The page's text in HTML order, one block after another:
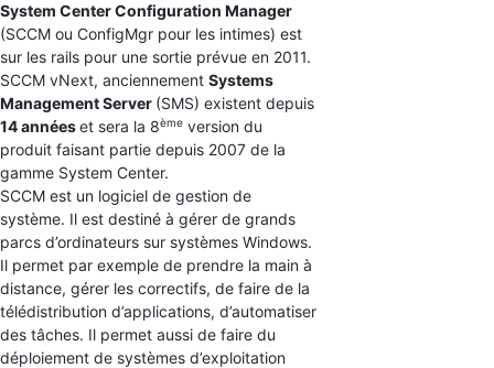
System Center Configuration Manager
(SCCM ou ConfigMgr pour les intimes) est
sur les rails pour une sortie prévue en 2011.
SCCM vNext, anciennement Systems
Management Server (SMS) existent depuis
14 annéeset sera la 8ème version du
produit faisant partie depuis 2007 de la
gamme System Center.
SCCM est un logiciel de gestion de
système. Il est destiné à gérer de grands
parcs d’ordinateurs sur systèmes Windows.
Il permet par exemple de prendre la main à
distance, gérer les correctifs, de faire de la
télédistribution d’applications, d’automatiser
des tâches. Il permet aussi de faire du
déploiement de systèmes d’exploitation